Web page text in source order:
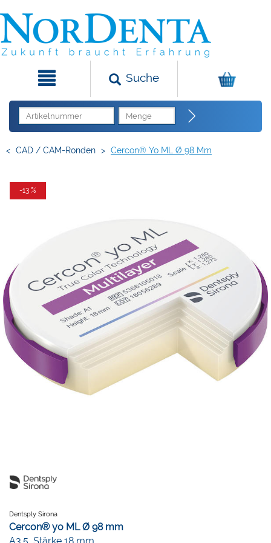
Suche
< CAD / CAM-Ronden > Cercon® Yo ML Ø 98 Mm
-13 %
Dentsply Sirona
Cercon® yo ML Ø 98 mm